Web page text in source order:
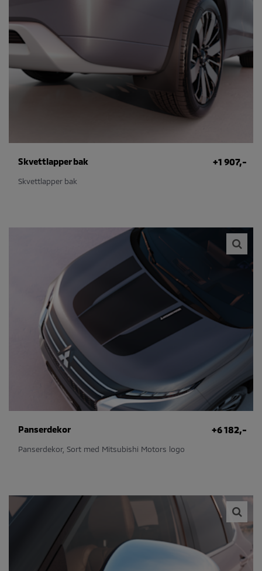
+1 907,-
Skvettlapper bak
Skvettlapper bak
+6 182,-
Panserdekor
Panserdekor, Sort med Mitsubishi Motors logo